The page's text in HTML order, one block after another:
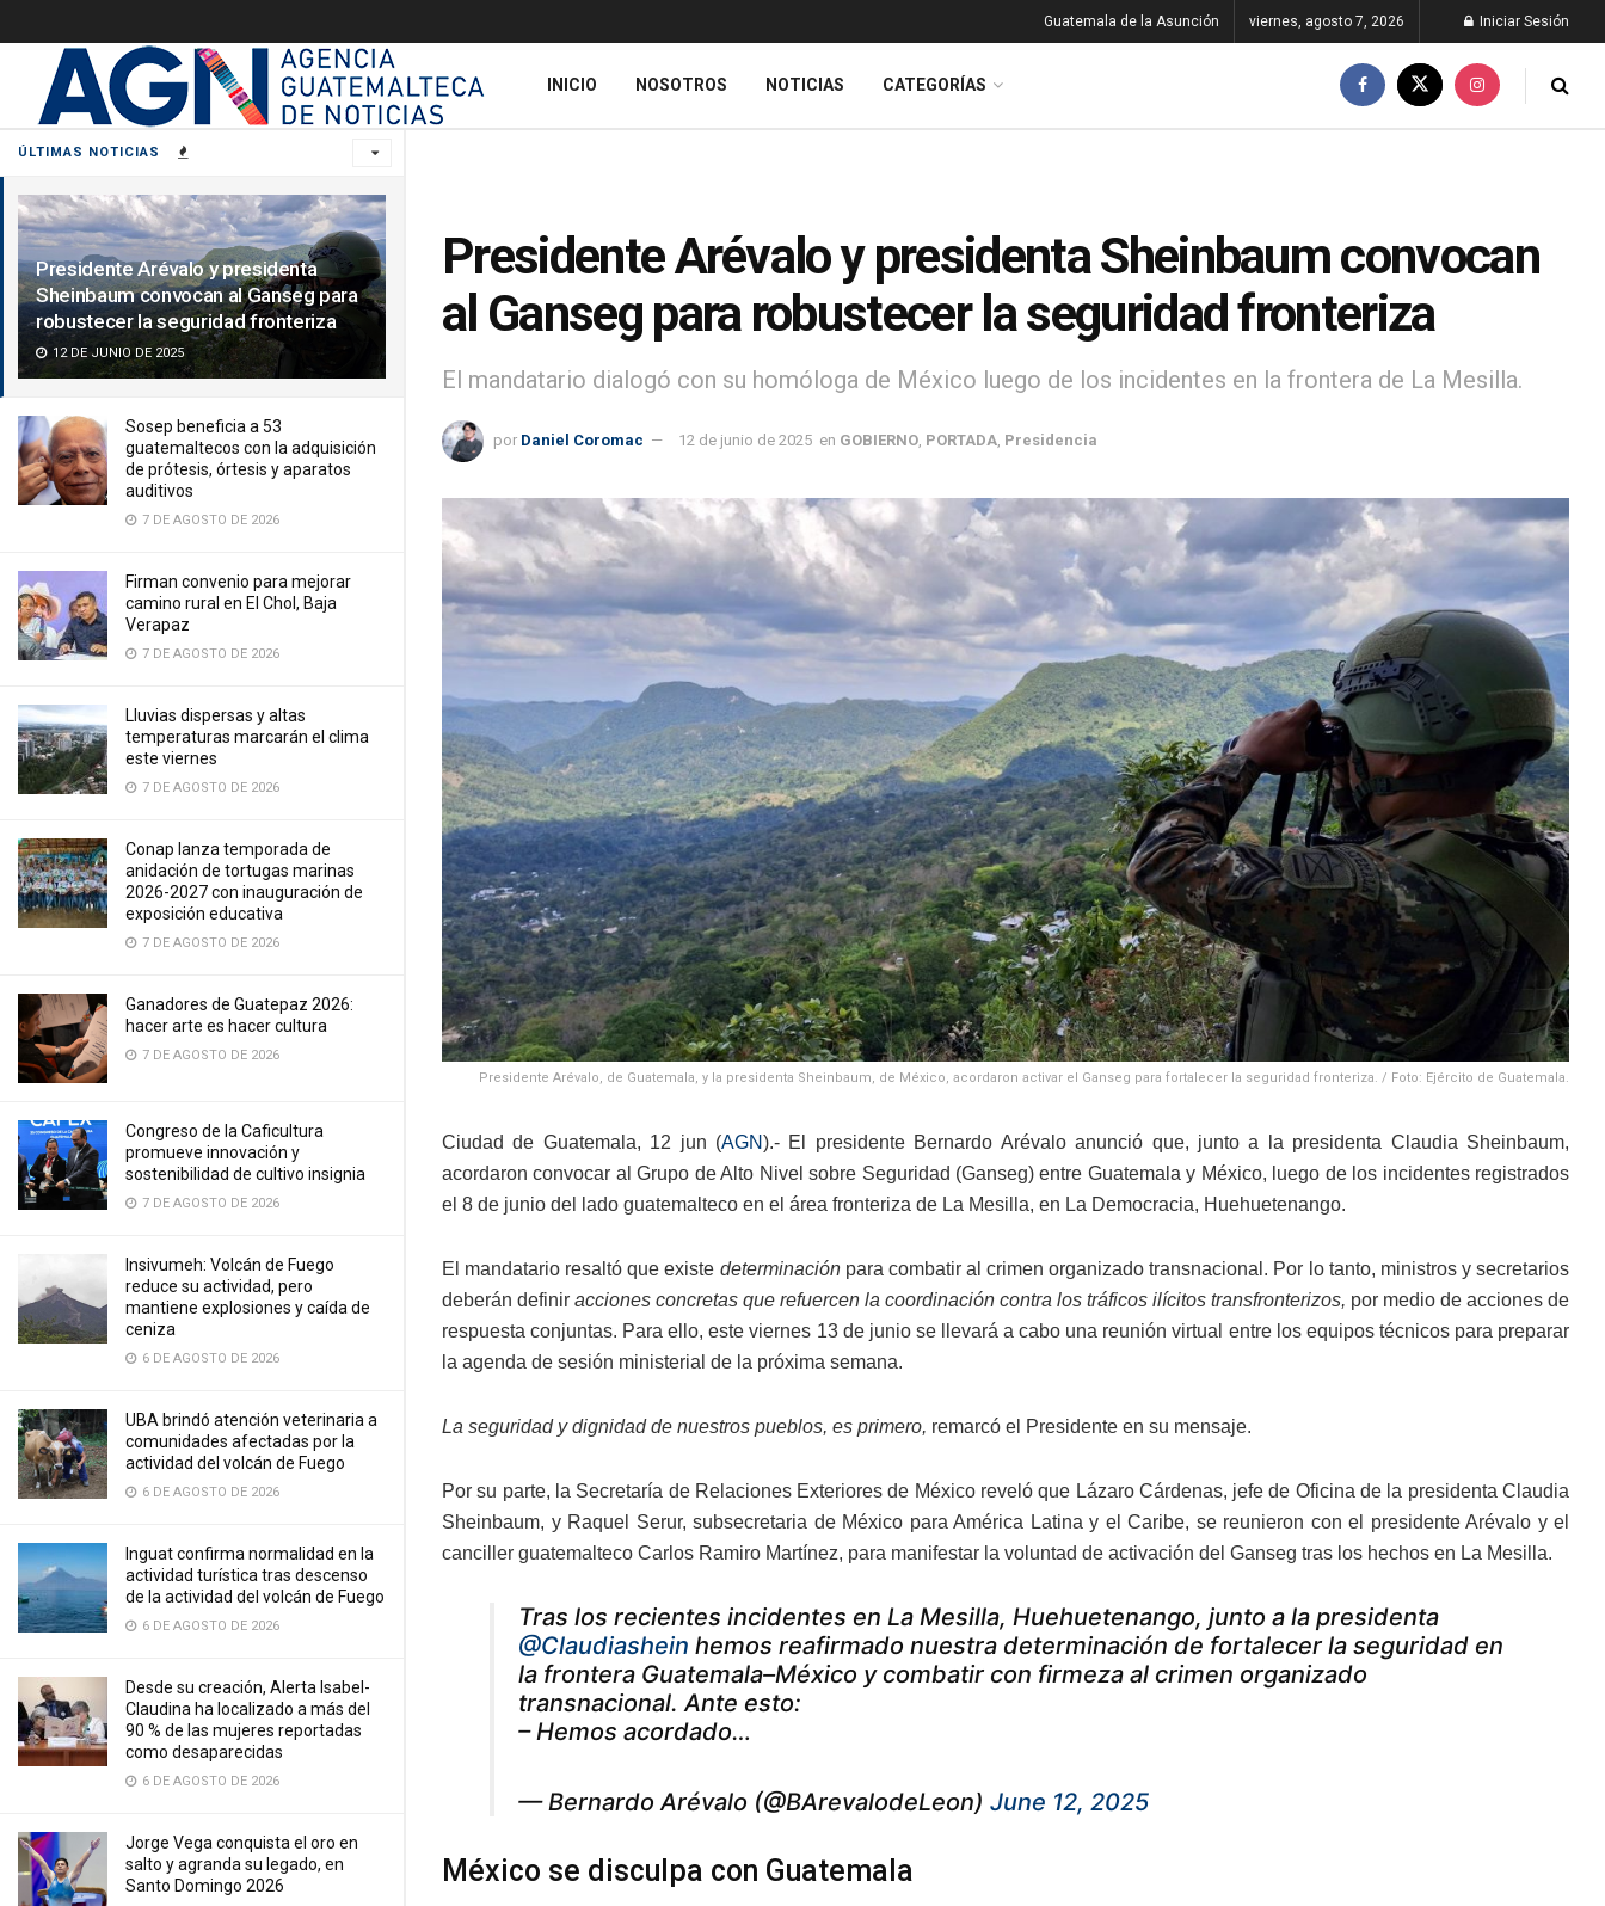
ÚLTIMAS NOTICIAS
Presidente Arévalo y presidenta
Sheinbaum convocan al Ganseg para
robustecer la seguridad fronteriza
12 DE JUNIO DE 2025
Sosep beneficia a 53
guatemaltecos con la adquisición
de prótesis, órtesis y aparatos
auditivos
7 DE AGOSTO DE 2026
Firman convenio para mejorar
camino rural en El Chol, Baja
Verapaz
7 DE AGOSTO DE 2026
Lluvias dispersas y altas
temperaturas marcarán el clima
este viernes
7 DE AGOSTO DE 2026
Conap lanza temporada de
anidación de tortugas marinas
2026-2027 con inauguración de
exposición educativa
7 DE AGOSTO DE 2026
Ganadores de Guatepaz 2026:
hacer arte es hacer cultura
7 DE AGOSTO DE 2026
Congreso de la Caficultura
promueve innovación y
sostenibilidad de cultivo insignia
7 DE AGOSTO DE 2026
Insivumeh: Volcán de Fuego
reduce su actividad, pero
mantiene explosiones y caída de
ceniza
6 DE AGOSTO DE 2026
UBA brindó atención veterinaria a
comunidades afectadas por la
actividad del volcán de Fuego
6 DE AGOSTO DE 2026
Inguat confirma normalidad en la
actividad turística tras descenso
de la actividad del volcán de Fuego
6 DE AGOSTO DE 2026
Desde su creación, Alerta Isabel-
Claudina ha localizado a más del
90 % de las mujeres reportadas
como desaparecidas
6 DE AGOSTO DE 2026
Jorge Vega conquista el oro en
salto y agranda su legado, en
Santo Domingo 2026
Guatemala de la Asunción viernes, agosto 7, 2026 Iniciar Sesión
INICIO NOSOTROS NOTICIAS CATEGORÍAS
Presidente Arévalo y presidenta Sheinbaum convocan
al Ganseg para robustecer la seguridad fronteriza
El mandatario dialogó con su homóloga de México luego de los incidentes en la frontera de La Mesilla.
por Daniel Coromac 12 de junio de 2025 en GOBIERNO PORTADA Presidencia
Presidente Arévalo, de Guatemala, y la presidenta Sheinbaum, de México, acordaron activar el Ganseg para fortalecer la seguridad fronteriza. / Foto: Ejército de Guatemala.
Ciudad de Guatemala, 12 jun (AGN).- El presidente Bernardo Arévalo anunció que, junto a la presidenta Claudia Sheinbaum,
acordaron convocar al Grupo de Alto Nivel sobre Seguridad (Ganseg) entre Guatemala y México, luego de los incidentes registrados
el 8 de junio del lado guatemalteco en el área fronteriza de La Mesilla, en La Democracia, Huehuetenango.
El mandatario resaltó que existe determinaciónpara combatir al crimen organizado transnacional. Por lo tanto, ministros y secretarios
deberán definir acciones concretas que refuercen la coordinación contra los tráficos ilícitos transfronterizos, por medio de acciones de
respuesta conjuntas. Para ello, este viernes 13 de junio se llevará a cabo una reunión virtual entre los equipos técnicos para preparar
la agenda de sesión ministerial de la próxima semana.
La seguridad y dignidad de nuestros pueblos, es primero, remarcó el Presidente en su mensaje.
Por su parte, la Secretaría de Relaciones Exteriores de México reveló que Lázaro Cárdenas, jefe de Oficina de la presidenta Claudia
Sheinbaum, y Raquel Serur, subsecretaria de México para América Latina y el Caribe, se reunieron con el presidente Arévalo y el
canciller guatemalteco Carlos Ramiro Martínez, para manifestar la voluntad de activación del Ganseg tras los hechos en La Mesilla.
Tras los recientes incidentes en La Mesilla, Huehuetenango, junto a la presidenta
@Claudiashein hemos reafirmado nuestra determinación de fortalecer la seguridad en
la frontera Guatemala–México y combatir con firmeza al crimen organizado
transnacional. Ante esto:
– Hemos acordado…
— Bernardo Arévalo (@BArevalodeLeon) June 12, 2025
México se disculpa con Guatemala